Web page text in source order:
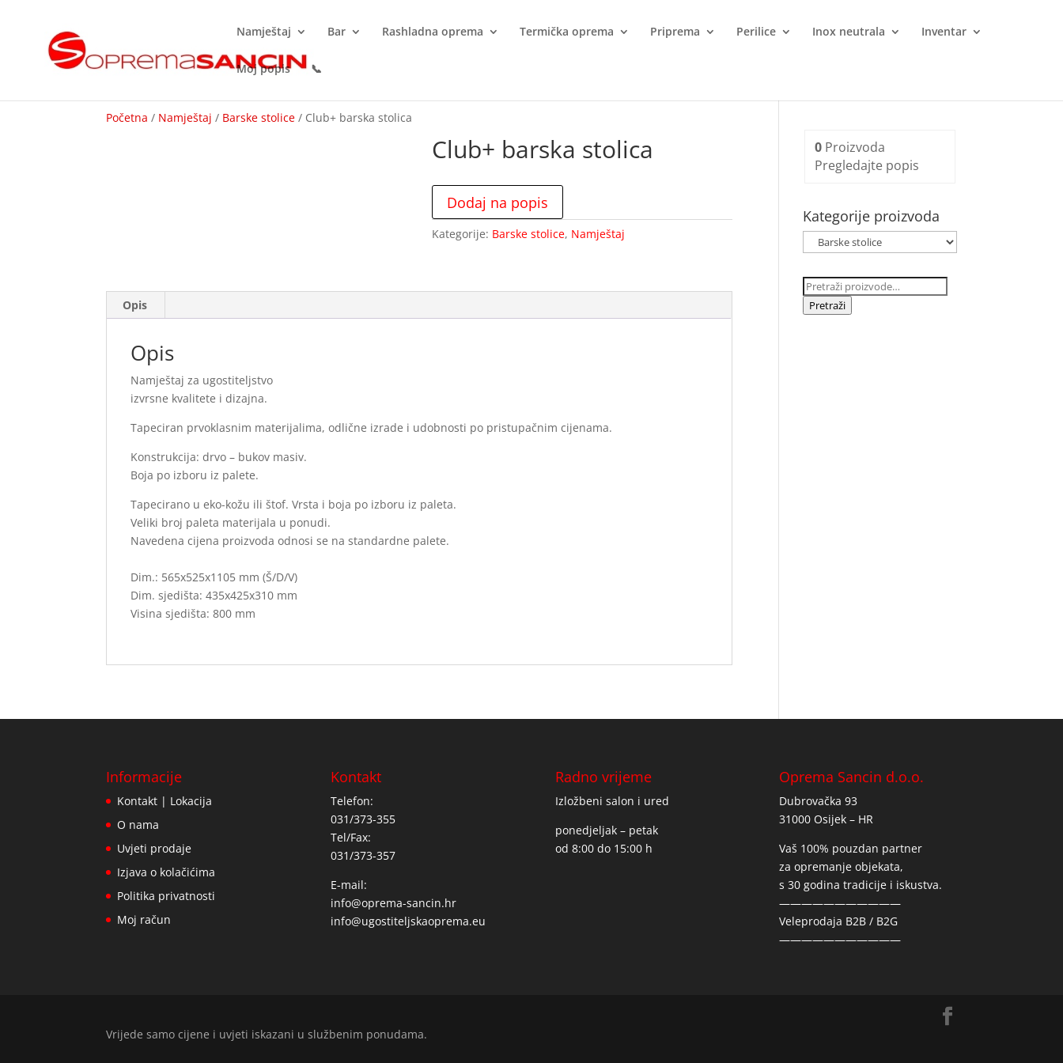
Namještaj Bar Rashladna oprema Termička oprema Priprema Perilice Inox neutrala Inventar
Moj popis 📞
Početna / Namještaj / Barske stolice / Club+ barska stolica
Club+ barska stolica
Dodaj na popis
Kategorije: Barske stolice, Namještaj
Opis
Opis
Namještaj za ugostiteljstvo
izvrsne kvalitete i dizajna.
Tapeciran prvoklasnim materijalima, odlične izrade i udobnosti po pristupačnim cijenama.
Konstrukcija: drvo – bukov masiv.
Boja po izboru iz palete.
Tapecirano u eko-kožu ili štof. Vrsta i boja po izboru iz paleta.
Veliki broj paleta materijala u ponudi.
Navedena cijena proizvoda odnosi se na standardne palete.
Dim.: 565x525x1105 mm (Š/D/V)
Dim. sjedišta: 435x425x310 mm
Visina sjedišta: 800 mm
0 Proizvoda
Pregledajte popis
Kategorije proizvoda
Pretraži:
Pretraži
Informacije
Kontakt | Lokacija
O nama
Uvjeti prodaje
Izjava o kolačićima
Politika privatnosti
Moj račun
Kontakt
Telefon:
031/373-355
Tel/Fax:
031/373-357
E-mail:
info@oprema-sancin.hr
info@ugostiteljskaoprema.eu
Radno vrijeme
Izložbeni salon i ured
ponedjeljak – petak
od 8:00 do 15:00 h
Oprema Sancin d.o.o.
Dubrovačka 93
31000 Osijek – HR
Vaš 100% pouzdan partner
za opremanje objekata,
s 30 godina tradicije i iskustva.
———————————
Veleprodaja B2B / B2G
———————————
Vrijede samo cijene i uvjeti iskazani u službenim ponudama.